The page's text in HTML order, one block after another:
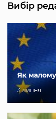
Вибір
Як
3 липня